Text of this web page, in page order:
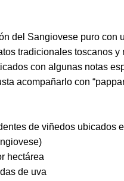
del Sangiovese puro
tradicionales toscanos y
con algunas notas
acompañarlo con
de viñedos ubicados
hectárea
de uva